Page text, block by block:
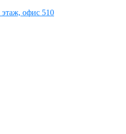
офис 510